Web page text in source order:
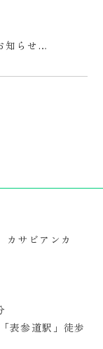
知らせ…
サビアンカ
表参道駅」徒歩